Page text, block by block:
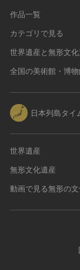
作品一覧
カテゴリで見る
世界遺産と無形文化
全国の美術館・博
日本列島タイ
世界遺産
無形文化遺産
動画で見る無形の